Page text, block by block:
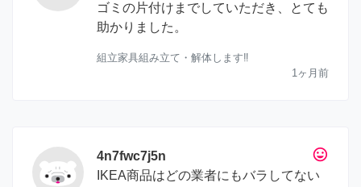
ゴミの片付けまでしていただき、とても
助かりました。
組立家具組み立て・解体します‼︎
1ヶ月前
tag_faces
4n7fwc7j5n
IKEA商品はどの業者にもバラしてない